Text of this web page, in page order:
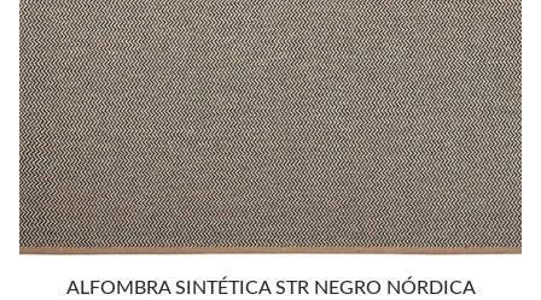
ALFOMBRA SINTÉTICA STR NEGRO NÓRDICA